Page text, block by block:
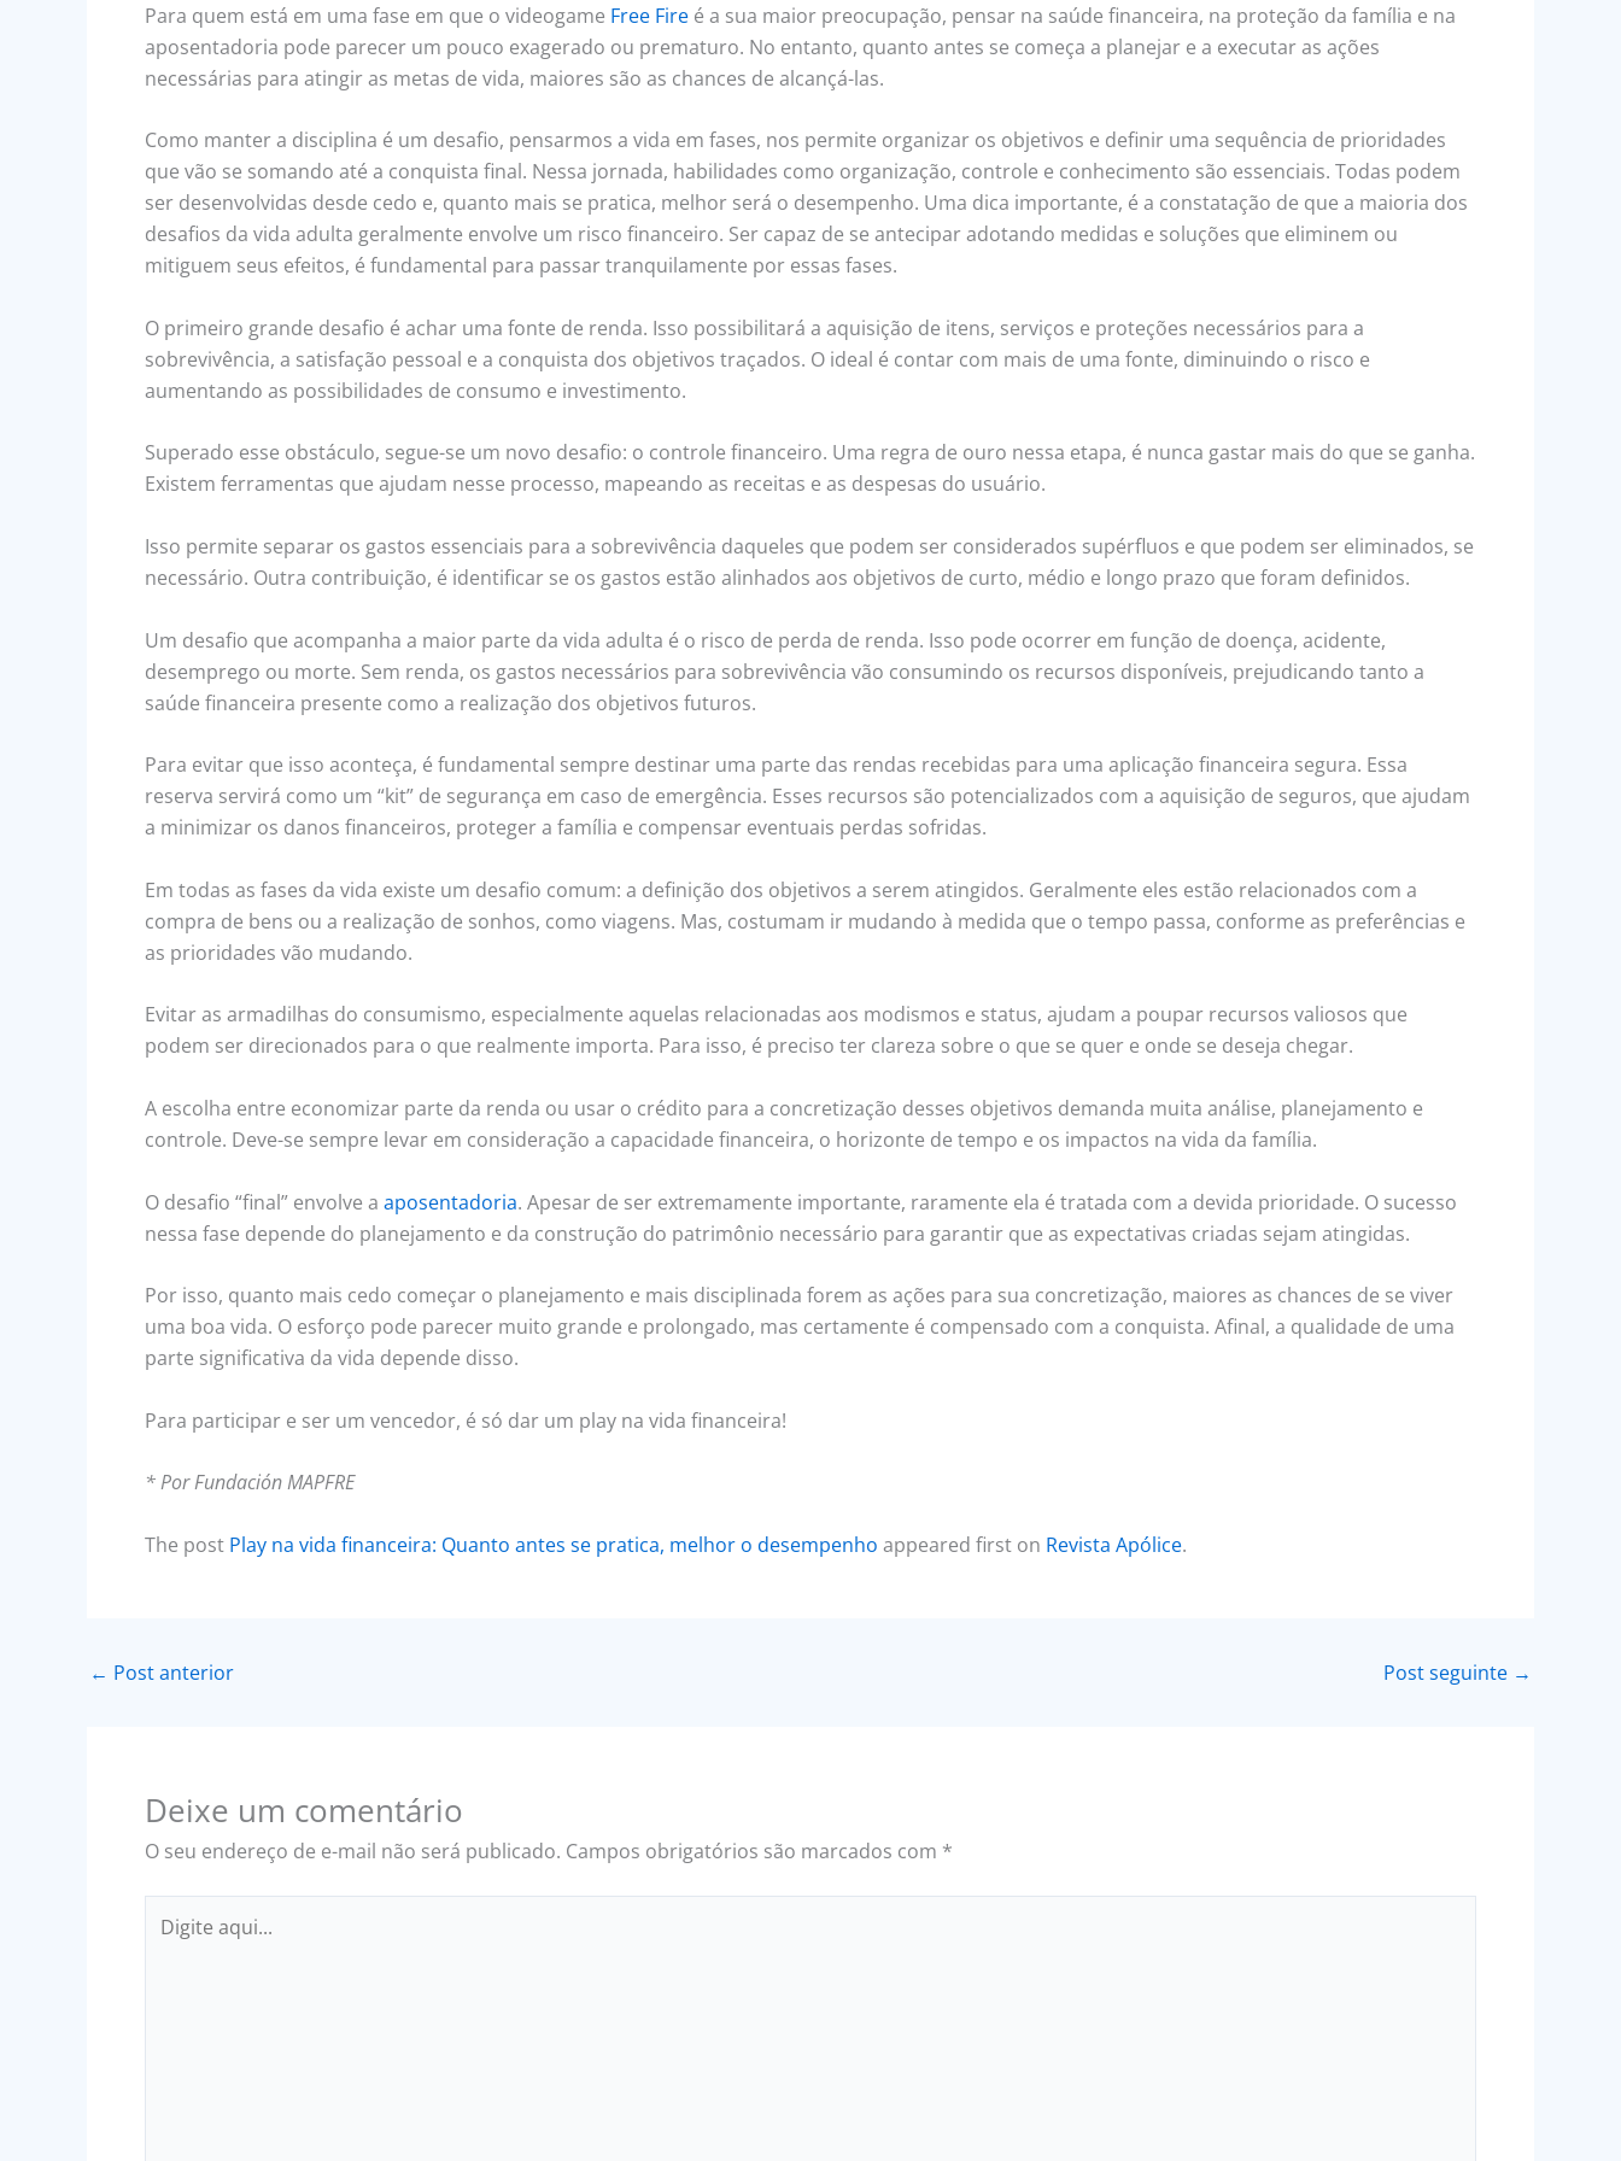
Para quem está em uma fase em que o videogame Free Fire é a sua maior preocupação, pensar na saúde financeira, na proteção da família e na
aposentadoria pode parecer um pouco exagerado ou prematuro. No entanto, quanto antes se começa a planejar e a executar as ações
necessárias para atingir as metas de vida, maiores são as chances de alcançá-las.
Como manter a disciplina é um desafio, pensarmos a vida em fases, nos permite organizar os objetivos e definir uma sequência de prioridades
que vão se somando até a conquista final. Nessa jornada, habilidades como organização, controle e conhecimento são essenciais. Todas podem
ser desenvolvidas desde cedo e, quanto mais se pratica, melhor será o desempenho. Uma dica importante, é a constatação de que a maioria dos
desafios da vida adulta geralmente envolve um risco financeiro. Ser capaz de se antecipar adotando medidas e soluções que eliminem ou
mitiguem seus efeitos, é fundamental para passar tranquilamente por essas fases.
O primeiro grande desafio é achar uma fonte de renda. Isso possibilitará a aquisição de itens, serviços e proteções necessários para a
sobrevivência, a satisfação pessoal e a conquista dos objetivos traçados. O ideal é contar com mais de uma fonte, diminuindo o risco e
aumentando as possibilidades de consumo e investimento.
Superado esse obstáculo, segue-se um novo desafio: o controle financeiro. Uma regra de ouro nessa etapa, é nunca gastar mais do que se ganha.
Existem ferramentas que ajudam nesse processo, mapeando as receitas e as despesas do usuário.
Isso permite separar os gastos essenciais para a sobrevivência daqueles que podem ser considerados supérfluos e que podem ser eliminados, se
necessário. Outra contribuição, é identificar se os gastos estão alinhados aos objetivos de curto, médio e longo prazo que foram definidos.
Um desafio que acompanha a maior parte da vida adulta é o risco de perda de renda. Isso pode ocorrer em função de doença, acidente,
desemprego ou morte. Sem renda, os gastos necessários para sobrevivência vão consumindo os recursos disponíveis, prejudicando tanto a
saúde financeira presente como a realização dos objetivos futuros.
Para evitar que isso aconteça, é fundamental sempre destinar uma parte das rendas recebidas para uma aplicação financeira segura. Essa
reserva servirá como um “kit” de segurança em caso de emergência. Esses recursos são potencializados com a aquisição de seguros, que ajudam
a minimizar os danos financeiros, proteger a família e compensar eventuais perdas sofridas.
Em todas as fases da vida existe um desafio comum: a definição dos objetivos a serem atingidos. Geralmente eles estão relacionados com a
compra de bens ou a realização de sonhos, como viagens. Mas, costumam ir mudando à medida que o tempo passa, conforme as preferências e
as prioridades vão mudando.
Evitar as armadilhas do consumismo, especialmente aquelas relacionadas aos modismos e status, ajudam a poupar recursos valiosos que
podem ser direcionados para o que realmente importa. Para isso, é preciso ter clareza sobre o que se quer e onde se deseja chegar.
A escolha entre economizar parte da renda ou usar o crédito para a concretização desses objetivos demanda muita análise, planejamento e
controle. Deve-se sempre levar em consideração a capacidade financeira, o horizonte de tempo e os impactos na vida da família.
O desafio “final” envolve a aposentadoria. Apesar de ser extremamente importante, raramente ela é tratada com a devida prioridade. O sucesso
nessa fase depende do planejamento e da construção do patrimônio necessário para garantir que as expectativas criadas sejam atingidas.
Por isso, quanto mais cedo começar o planejamento e mais disciplinada forem as ações para sua concretização, maiores as chances de se viver
uma boa vida. O esforço pode parecer muito grande e prolongado, mas certamente é compensado com a conquista. Afinal, a qualidade de uma
parte significativa da vida depende disso.
Para participar e ser um vencedor, é só dar um play na vida financeira!
* Por Fundación MAPFRE
The post Play na vida financeira: Quanto antes se pratica, melhor o desempenho appeared first on Revista Apólice.
← Post anterior Post seguinte →
Deixe um comentário
O seu endereço de e-mail não será publicado. Campos obrigatórios são marcados com *
aqui...